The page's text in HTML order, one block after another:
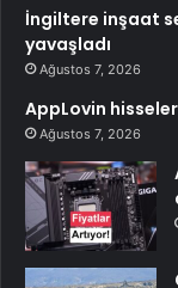
İngiltere inşaat
yavaşladı
Ağustos 7, 2026
AppLovin
Ağustos 7, 2026